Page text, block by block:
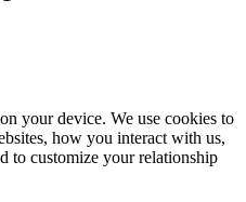
your device. We use cookies to
how you interact with us,
to customize your relationship